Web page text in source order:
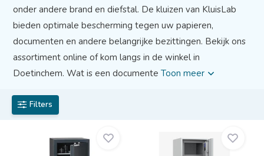
onder andere brand en diefstal. De kluizen van KluisLab
bieden optimale bescherming tegen uw papieren,
documenten en andere belangrijke bezittingen. Bekijk ons
assortiment online of kom langs in de winkel in
Doetinchem. Wat is een documenteToon meer
Filters